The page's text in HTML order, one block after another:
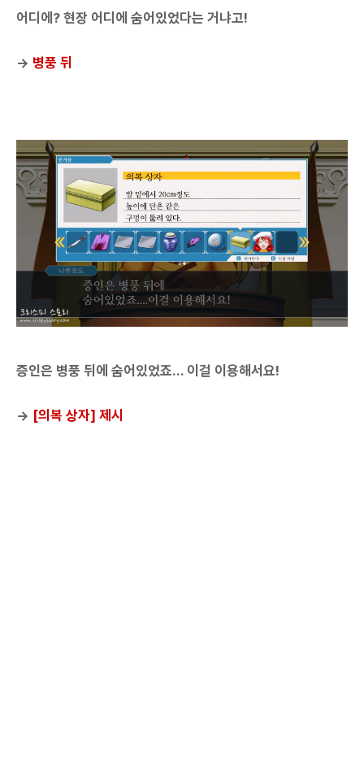
어디에? 현장 어디에 숨어있었다는 거냐고!
→ 병풍 뒤
증인은 병풍 뒤에 숨어있었죠... 이걸 이용해서요!
→ [의복 상자] 제시